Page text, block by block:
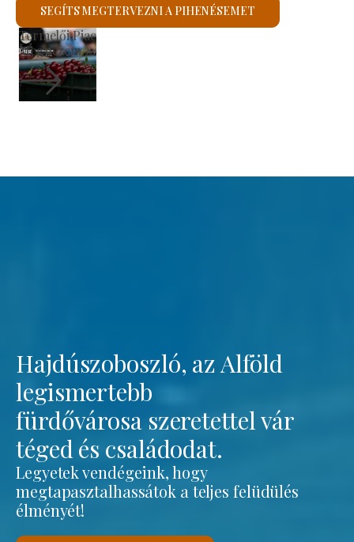
SEGÍTS MEGTERVEZNI A PIHENÉSEMET
Szent László Római Katolikus Templom
Megnézem
Hajdúszoboszló, az Alföld
legismertebb
fürdővárosa szeretettel vár
téged és családodat.
Legyetek vendégeink, hogy
megtapasztalhassátok a teljes felüdülés
élményét!